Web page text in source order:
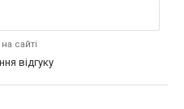
сайті
відгуку